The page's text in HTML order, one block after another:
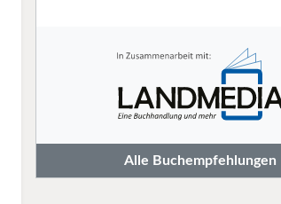
Alle Buchempfehlungen